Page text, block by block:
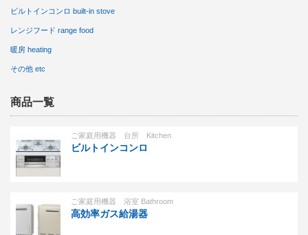
ビルトインコンロ built-in stove
レンジフード range food
暖房 heating
その他 etc
商品一覧
ご家庭用機器 台所 Kitchen
ビルトインコンロ
ご家庭用機器 浴室 Bathroom
高効率ガス給湯器